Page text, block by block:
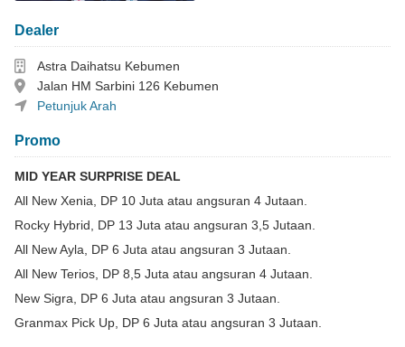
Dealer
Dealer
Astra Daihatsu Kebumen
Alamat
Jalan HM Sarbini 126 Kebumen
Petunjuk Arah
Petunjuk Arah
Promo
MID YEAR SURPRISE DEAL
All New Xenia, DP 10 Juta atau angsuran 4 Jutaan.
Rocky Hybrid, DP 13 Juta atau angsuran 3,5 Jutaan.
All New Ayla, DP 6 Juta atau angsuran 3 Jutaan.
All New Terios, DP 8,5 Juta atau angsuran 4 Jutaan.
New Sigra, DP 6 Juta atau angsuran 3 Jutaan.
Granmax Pick Up, DP 6 Juta atau angsuran 3 Jutaan.